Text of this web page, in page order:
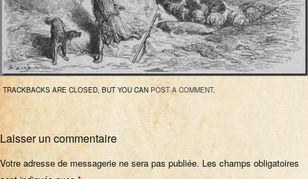
TRACKBACKS ARE CLOSED, BUT YOU CAN POST A COMMENT.
Laisser un commentaire
Votre adresse de messagerie ne sera pas publiée. Les champs obligatoires